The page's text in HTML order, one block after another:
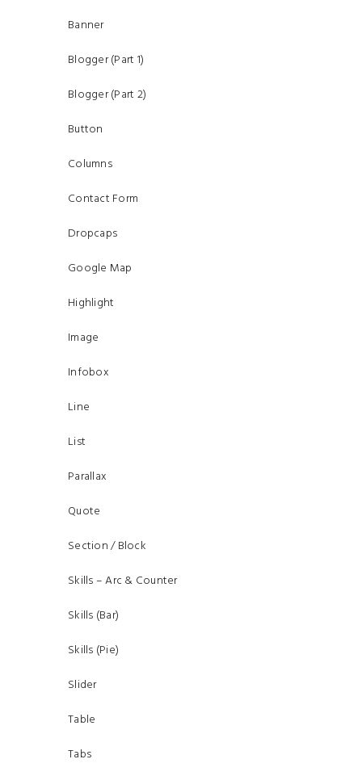
Banner
Blogger (Part 1)
Blogger (Part 2)
Button
Columns
Contact Form
Dropcaps
Google Map
Highlight
Image
Infobox
Line
List
Parallax
Quote
Section / Block
Skills – Arc & Counter
Skills (Bar)
Skills (Pie)
Slider
Table
Tabs